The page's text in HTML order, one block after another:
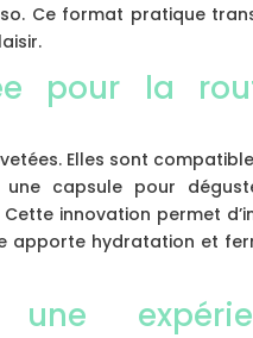
Ce format pratique
pour la
Elles sont
une capsule pour
innovation permet
apporte hydratation et